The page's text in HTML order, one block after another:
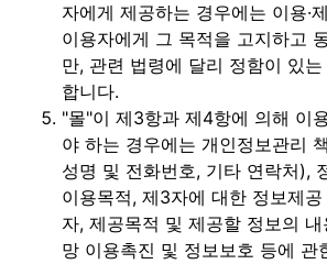
자에게 제공하는 경우에는 이용·
이용자에게 그 목적을 고지하고
만, 관련 법령에 달리 정함이 있
합니다.
"몰"이 제3항과 제4항에 의해 이
야 하는 경우에는 개인정보관리
성명 및 전화번호, 기타 연락처),
이용목적, 제3자에 대한 정보제
자, 제공목적 및 제공할 정보의
망 이용촉진 및 정보보호 등에 관